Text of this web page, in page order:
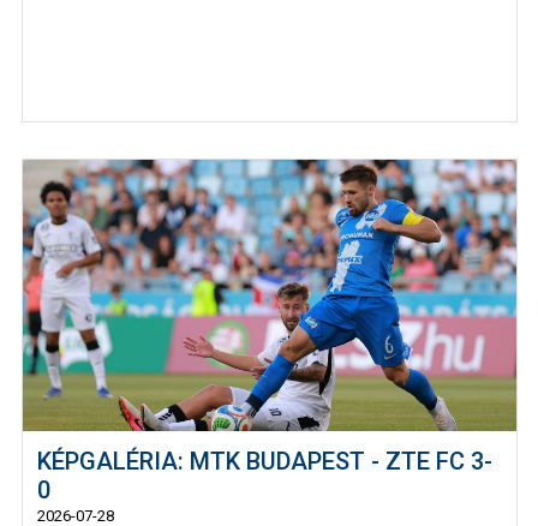
KÉPGALÉRIA: MTK BUDAPEST - ZTE FC 3-
0
2026-07-28